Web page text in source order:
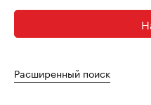
Расширенный поиск